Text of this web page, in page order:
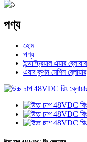
পণ্য
হোম
পণ্য
ইন্ডাস্ট্রিয়াল এয়ার ব্লোয়ার
এয়ার কুশন মেশিন ব্লোয়ার